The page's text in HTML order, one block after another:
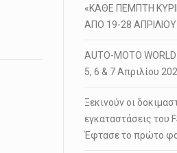
«ΚΑΘΕ ΠΕΜΠΤΗ
ΑΠΟ 19-28 ΑΠΡΙΛΙΟΥ
AUTO-MOTO
5, 6 & 7 Απριλίου
Ξεκινούν οι
εγκαταστάσεις του
Έφτασε το πρώτο